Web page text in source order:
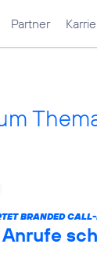
Partner
BRANDED